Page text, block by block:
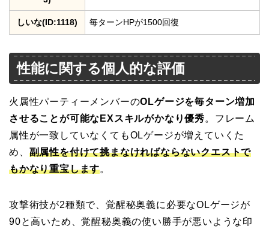
しいな(ID:1118) 毎ターンHPが1500回復
性能に関する個人的な評価
火属性パーティーメンバーのOLゲージを毎ターン増加
させることが可能なEXスキルがかなり優秀。フレーム
属性が一致していなくてもOLゲージが増えていくた
め、 副属性を付けて挑まなければならないクエストで
もかなり重宝します。
攻撃術技が2種類で、覚醒秘奥義に必要なOLゲージが
90と高いため、覚醒秘奥義の使い勝手が悪いような印